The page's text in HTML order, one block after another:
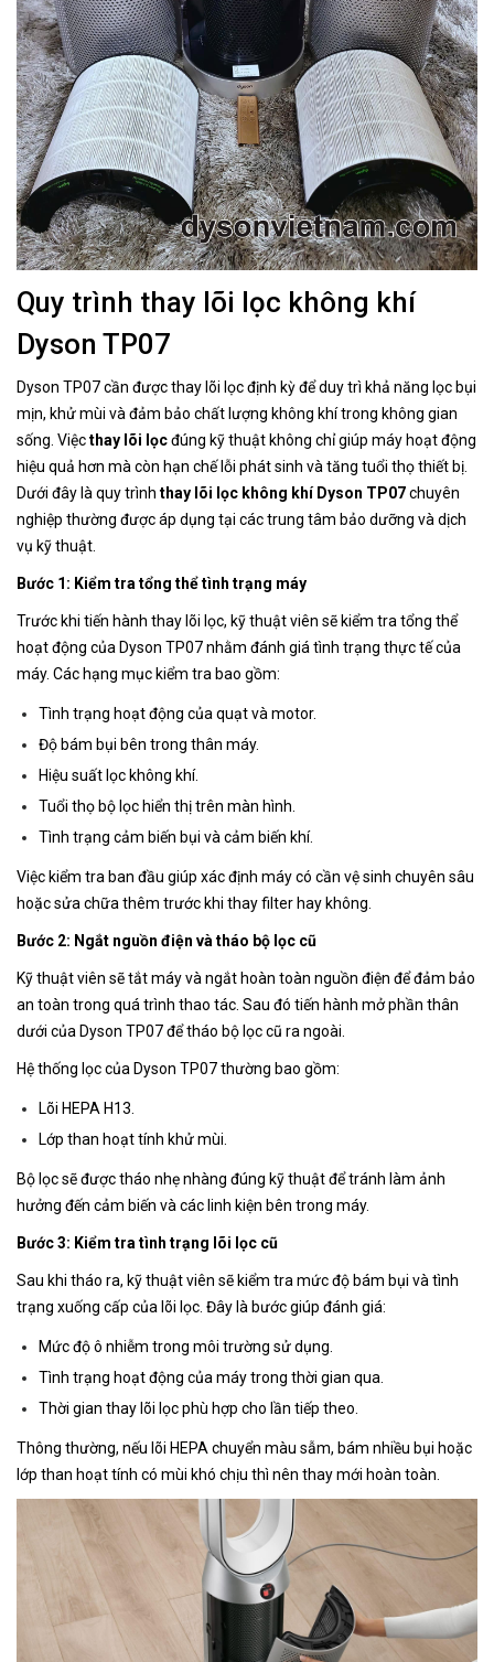
Quy trình thay lõi lọc không khí
Dyson TP07
Dyson TP07 cần được thay lõi lọc định kỳ để duy trì khả năng lọc bụi
mịn, khử mùi và đảm bảo chất lượng không khí trong không gian
sống. Việcthay lõi lọcđúng kỹ thuật không chỉ giúp máy hoạt động
hiệu quả hơn mà còn hạn chế lỗi phát sinh và tăng tuổi thọ thiết bị.
Dưới đây là quy trình thay lõi lọc không khí Dyson TP07chuyên
nghiệp thường được áp dụng tại các trung tâm bảo dưỡng và dịch
vụ kỹ thuật.
Bước 1: Kiểm tra tổng thể tình trạng máy
Trước khi tiến hành thay lõi lọc, kỹ thuật viên sẽ kiểm tra tổng thể
hoạt động của Dyson TP07 nhằm đánh giá tình trạng thực tế của
máy. Các hạng mục kiểm tra bao gồm:
Tình trạng hoạt động của quạt và motor.
Độ bám bụi bên trong thân máy.
Hiệu suất lọc không khí.
Tuổi thọ bộ lọc hiển thị trên màn hình.
Tình trạng cảm biến bụi và cảm biến khí.
Việc kiểm tra ban đầu giúp xác định máy có cần vệ sinh chuyên sâu
hoặc sửa chữa thêm trước khi thay filter hay không.
Bước 2: Ngắt nguồn điện và tháo bộ lọc cũ
Kỹ thuật viên sẽ tắt máy và ngắt hoàn toàn nguồn điện để đảm bảo
an toàn trong quá trình thao tác. Sau đó tiến hành mở phần thân
dưới của Dyson TP07 để tháo bộ lọc cũ ra ngoài.
Hệ thống lọc của Dyson TP07 thường bao gồm:
Lõi HEPA H13.
Lớp than hoạt tính khử mùi.
Bộ lọc sẽ được tháo nhẹ nhàng đúng kỹ thuật để tránh làm ảnh
hưởng đến cảm biến và các linh kiện bên trong máy.
Bước 3: Kiểm tra tình trạng lõi lọc cũ
Sau khi tháo ra, kỹ thuật viên sẽ kiểm tra mức độ bám bụi và tình
trạng xuống cấp của lõi lọc. Đây là bước giúp đánh giá:
Mức độ ô nhiễm trong môi trường sử dụng.
Tình trạng hoạt động của máy trong thời gian qua.
Thời gian thay lõi lọc phù hợp cho lần tiếp theo.
Thông thường, nếu lõi HEPA chuyển màu sẫm, bám nhiều bụi hoặc
lớp than hoạt tính có mùi khó chịu thì nên thay mới hoàn toàn.